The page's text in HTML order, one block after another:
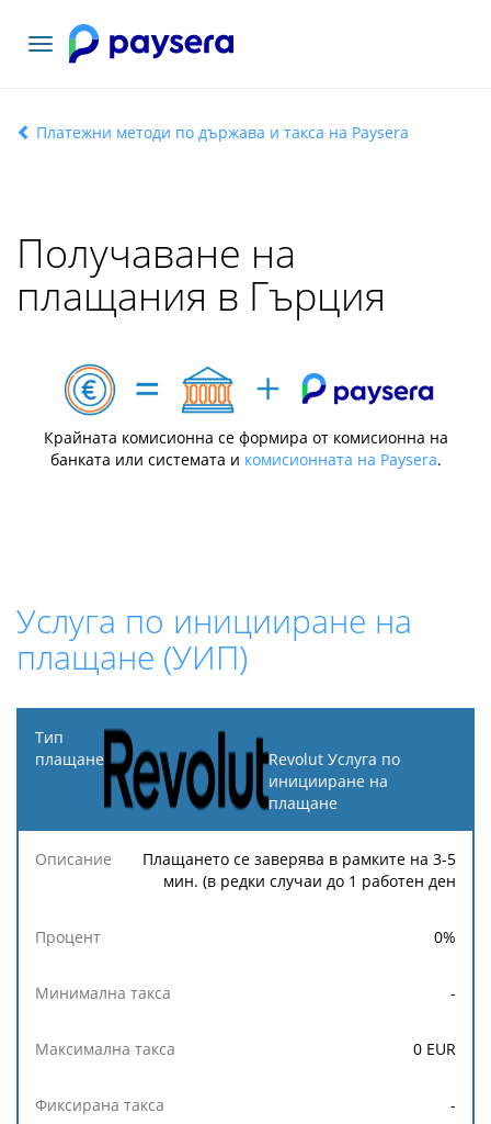
Включване
Платежни методи по държава и такса на Paysera
Получаване на
плащания в Гърция
Крайната комисионна се формира от комисионна на
банката или системата и комисионната на Paysera.
Услуга по иницииране на
плащане (УИП)
Тип
плащане
Минимална
такса
такса
Revolut Услуга по
иницииране на
плащане
Плащането се заверява в рамките на 3-5
мин. (в редки случаи до 1 работен ден
0%
-
0 EUR
-